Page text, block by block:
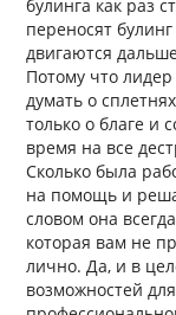
булинга как раз
переносят
двигаются
Потому что
думать о
только о благе и
время на все
Сколько была
на помощь и
словом она
которая вам не
лично. Да, и в
возможностей